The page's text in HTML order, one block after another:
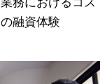
融資体験